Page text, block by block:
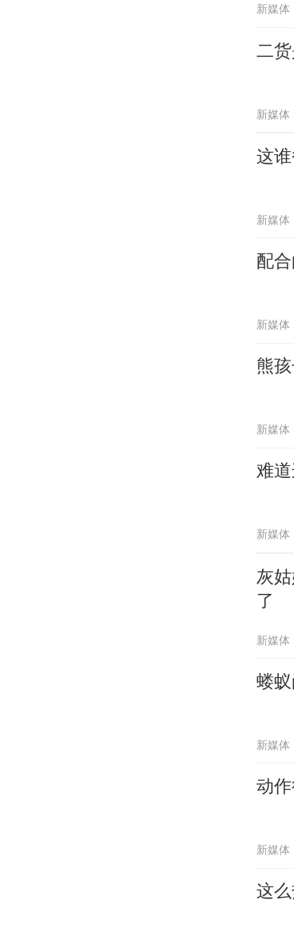
新媒体
二
新媒体
这
新媒体
配
新媒体
熊
新媒体
难
新媒体
灰
了
新媒体
蝼
新媒体
动
新媒体
这